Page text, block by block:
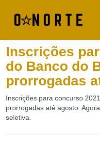
Inscrições
do Banco do
prorrogadas
Inscrições para concurso
prorrogadas até agosto.
seletiva.